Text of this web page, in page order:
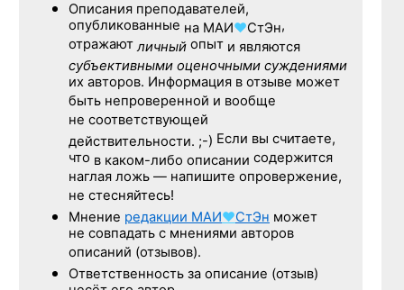
Описания преподавателей,
опубликованные на МАИ♥СтЭн,
отражаютличный опыт и являются
субъективными оценочными суждениями
их авторов. Информация в отзыве может
быть непроверенной и вообще
не соответствующей
действительности. ;-) Если вы считаете,
что в каком-либо описании содержится
наглая ложь — напишите опровержение,
не стесняйтесь!
Мнение редакции МАИ♥СтЭн может
не совпадать с мнениями авторов
описаний (отзывов).
Ответственность за описание (отзыв)